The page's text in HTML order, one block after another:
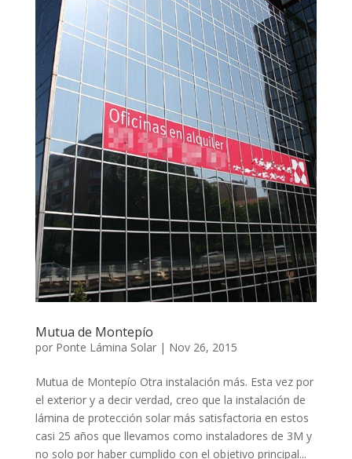
Mutua de Montepío
por Ponte Lámina Solar| Nov 26, 2015
Mutua de Montepío Otra instalación más. Esta vez por
el exterior y a decir verdad, creo que la instalación de
lámina de protección solar más satisfactoria en estos
casi 25 años que llevamos como instaladores de 3M y
no solo por haber cumplido con el objetivo principal...